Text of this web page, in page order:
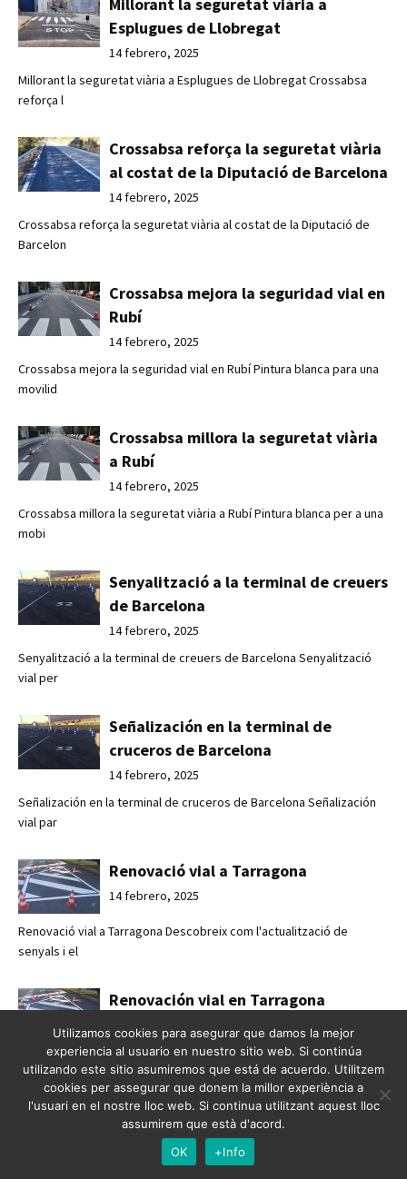
Millorant la seguretat viària a
Esplugues de Llobregat
14 febrero, 2025
Millorant la seguretat viària a Esplugues de Llobregat Crossabsa
reforça l
Crossabsa reforça la seguretat viària
al costat de la Diputació de Barcelona
14 febrero, 2025
Crossabsa reforça la seguretat viària al costat de la Diputació de
Barcelon
Crossabsa mejora la seguridad vial en
Rubí
14 febrero, 2025
Crossabsa mejora la seguridad vial en Rubí Pintura blanca para una
movilid
Crossabsa millora la seguretat viària
a Rubí
14 febrero, 2025
Crossabsa millora la seguretat viària a Rubí Pintura blanca per a una
mobi
Senyalització a la terminal de creuers
de Barcelona
14 febrero, 2025
Senyalització a la terminal de creuers de Barcelona Senyalització
vial per
Señalización en la terminal de
cruceros de Barcelona
14 febrero, 2025
Señalización en la terminal de cruceros de Barcelona Señalización
vial par
Renovació vial a Tarragona
14 febrero, 2025
Renovació vial a Tarragona Descobreix com l'actualització de
senyals i el
Renovación vial en Tarragona
14 febrero, 2025
Renovación vial en Tarragona Descubre cómo la actualización de
señales y e
Passos de vianants a Olot
14 febrero, 2025
Utilizamos cookies para asegurar que damos la mejor
experiencia al usuario en nuestro sitio web. Si continúa
utilizando este sitio asumiremos que está de acuerdo. Utilitzem
cookies per assegurar que donem la millor experiència a
l'usuari en el nostre lloc web. Si continua utilitzant aquest lloc
assumirem que està d'acord.
OK
+Info